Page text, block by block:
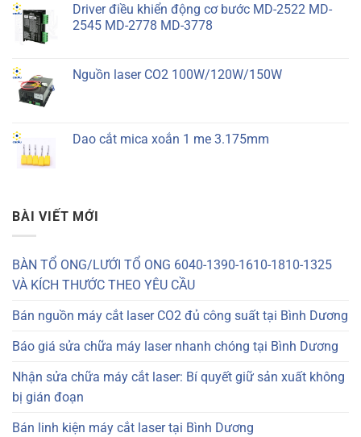
Driver điều khiển động cơ bước MD-2522 MD-
2545 MD-2778 MD-3778
Nguồn laser CO2 100W/120W/150W
Dao cắt mica xoắn 1 me 3.175mm
BÀI VIẾT MỚI
BÀN TỔ ONG/LƯỚI TỔ ONG 6040-1390-1610-1810-1325
VÀ KÍCH THƯỚC THEO YÊU CẦU
Bán nguồn máy cắt laser CO2 đủ công suất tại Bình Dương
Báo giá sửa chữa máy laser nhanh chóng tại Bình Dương
Nhận sửa chữa máy cắt laser: Bí quyết giữ sản xuất không
bị gián đoạn
Bán linh kiện máy cắt laser tại Bình Dương